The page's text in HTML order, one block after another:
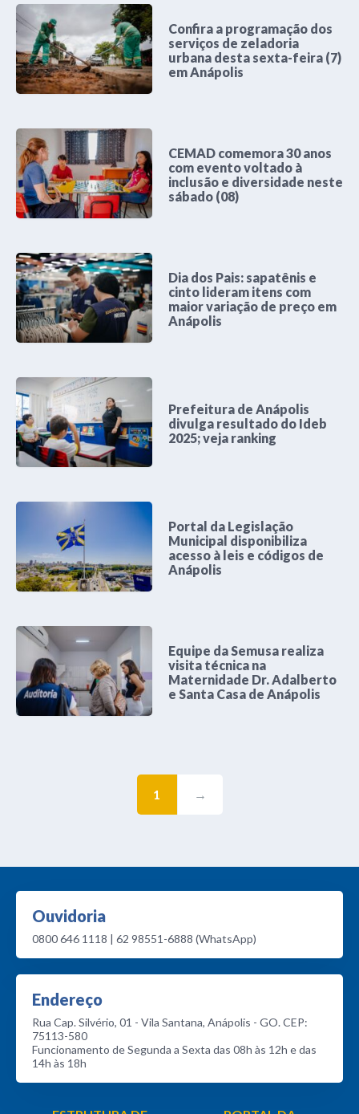
Confira a programação dos
serviços de zeladoria
urbana desta sexta-feira (7)
em Anápolis
CEMAD comemora 30 anos
com evento voltado à
inclusão e diversidade neste
sábado (08)
Dia dos Pais: sapatênis e
cinto lideram itens com
maior variação de preço em
Anápolis
Prefeitura de Anápolis
divulga resultado do Ideb
2025; veja ranking
Portal da Legislação
Municipal disponibiliza
acesso à leis e códigos de
Anápolis
Equipe da Semusa realiza
visita técnica na
Maternidade Dr. Adalberto
e Santa Casa de Anápolis
1 →
Ouvidoria
0800 646 1118 | 62 98551-6888 (WhatsApp)
Endereço
Rua Cap. Silvério, 01 - Vila Santana, Anápolis - GO. CEP:
75113-580
Funcionamento de Segunda a Sexta das 08h às 12h e das
14h às 18h